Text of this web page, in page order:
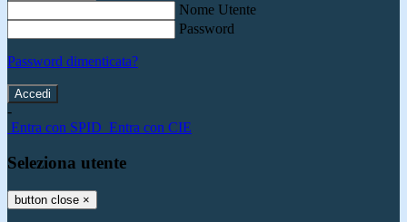
Nome Utente
Password
Password dimenticata?
-
Entra con SPID Entra con CIE
Seleziona utente
button close ×